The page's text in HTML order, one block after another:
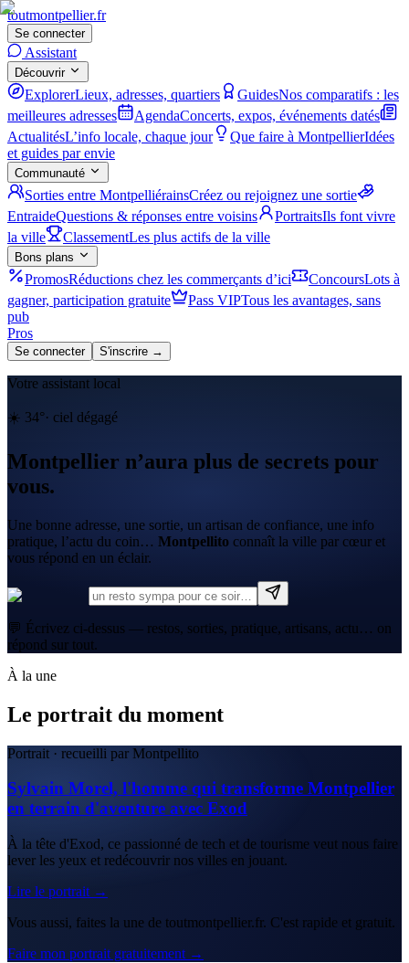
toutmontpellier.fr
Se connecter
Assistant
Découvrir
ExplorerLieux, adresses, quartiers GuidesNos comparatifs : les
meilleures adresses
AgendaConcerts, expos, événements datés
ActualitésL’info locale, chaque jour Que faire à MontpellierIdées
et guides par envie
Communauté
Sorties entre MontpelliérainsCréez ou rejoignez une sortie
EntraideQuestions & réponses entre voisins PortraitsIls font vivre
la ville
ClassementLes plus actifs de la ville
Bons plans
PromosRéductions chez les commerçants d’ici ConcoursLots à
gagner, participation gratuite
Pass VIPTous les avantages, sans
pub
Pros
Se connecter S'inscrire →
Votre assistant local
☀️ 34°· ciel dégagé
Montpellier n’aura plus de secrets pour
vous.
Une bonne adresse, une sortie, un artisan de confiance, une info
pratique, l’actu du coin… Montpellito connaît la ville par cœur et
vous répond en un éclair.
💬 Écrivez ci-dessus — restos, sorties, pratique, artisans, actu… on
répond sur tout.
À la une
Le portrait du moment
Portrait · recueilli par Montpellito
Sylvain Morel, l'homme qui transforme Montpellier
en terrain d'aventure avec Exod
À la tête d'Exod, ce passionné de tech et de tourisme veut nous faire
lever les yeux et redécouvrir nos villes en jouant.
Lire le portrait →
Vous aussi, faites la une de toutmontpellier.fr. C'est rapide et gratuit.
Faire mon portrait gratuitement →